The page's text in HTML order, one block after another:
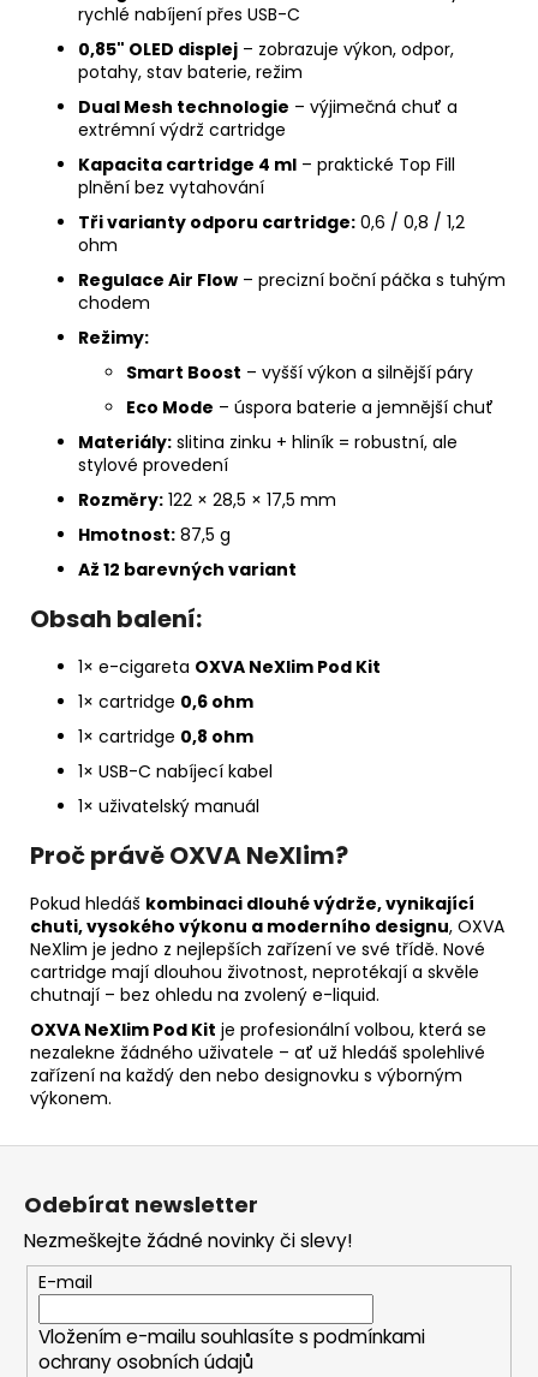
rychlé nabíjení přes USB-C
0,85" OLED displej – zobrazuje výkon, odpor,
potahy, stav baterie, režim
Dual Mesh technologie – výjimečná chuť a
extrémní výdrž cartridge
Kapacita cartridge 4 ml – praktické Top Fill
plnění bez vytahování
Tři varianty odporu cartridge: 0,6 / 0,8 / 1,2
ohm
Regulace Air Flow – precizní boční páčka s tuhým
chodem
Režimy:
Smart Boost – vyšší výkon a silnější páry
Eco Mode – úspora baterie a jemnější chuť
Materiály: slitina zinku + hliník = robustní, ale
stylové provedení
Rozměry: 122 × 28,5 × 17,5 mm
Hmotnost: 87,5 g
Až 12 barevných variant
Obsah balení:
1× e-cigareta OXVA NeXlim Pod Kit
1× cartridge 0,6 ohm
1× cartridge 0,8 ohm
1× USB-C nabíjecí kabel
1× uživatelský manuál
Proč právě OXVA NeXlim?
Pokud hledáš kombinaci dlouhé výdrže, vynikající
chuti, vysokého výkonu a moderního designu, OXVA
NeXlim je jedno z nejlepších zařízení ve své třídě. Nové
cartridge mají dlouhou životnost, neprotékají a skvěle
chutnají – bez ohledu na zvolený e-liquid.
OXVA NeXlim Pod Kit je profesionální volbou, která se
nezalekne žádného uživatele – ať už hledáš spolehlivé
zařízení na každý den nebo designovku s výborným
výkonem.
Z
Odebírat newsletter
Nezmeškejte žádné novinky či slevy!
E-mail
Vložením e-mailu souhlasíte s podmínkami
ochrany osobních údajů